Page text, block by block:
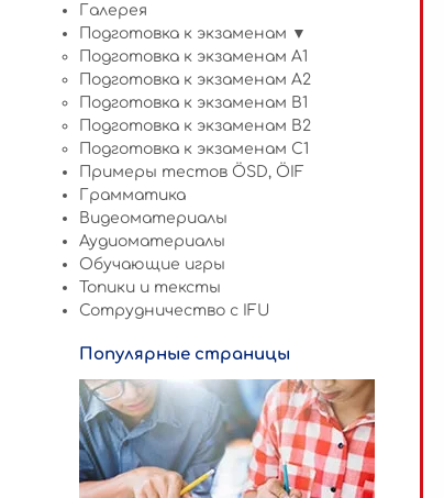
Галерея
Подготовка к экзаменам ▼
Подготовка к экзаменам A1
Подготовка к экзаменам A2
Подготовка к экзаменам B1
Подготовка к экзаменам B2
Подготовка к экзаменам C1
Примеры тестов ÖSD, ÖIF
Грамматика
Видеоматериалы
Аудиоматериалы
Обучающие игры
Топики и тексты
Сотрудничество c IFU
Популярные страницы